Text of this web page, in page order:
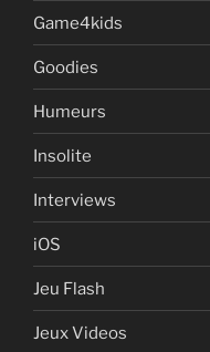
Game4kids
Goodies
Humeurs
Insolite
Interviews
iOS
Jeu Flash
Jeux Videos